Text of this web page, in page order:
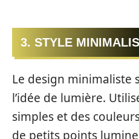
3. STYLE
Le design minimaliste
l’idée de lumière.
simples et des
de petits points